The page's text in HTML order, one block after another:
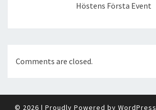
Höstens Första Event
Comments are closed.
© 2026 | Proudly Powered by WordPress